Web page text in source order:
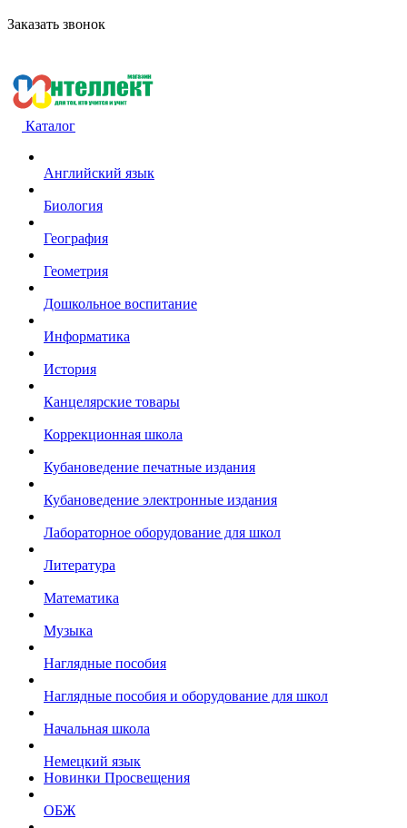
Заказать звонок
Каталог
Английский язык
Биология
География
Геометрия
Дошкольное воспитание
Информатика
История
Канцелярские товары
Коррекционная школа
Кубановедение печатные издания
Кубановедение электронные издания
Лабораторное оборудование для школ
Литература
Математика
Музыка
Наглядные пособия
Наглядные пособия и оборудование для школ
Начальная школа
Немецкий язык
Новинки Просвещения
ОБЖ